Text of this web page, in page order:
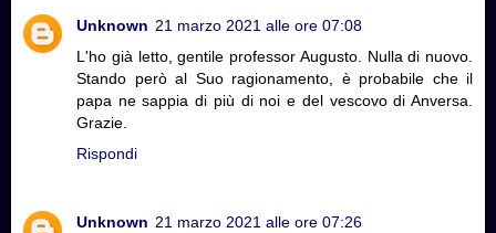
Unknown 21 marzo 2021 alle ore 07:08
L'ho già letto, gentile professor Augusto. Nulla di nuovo.
Stando però al Suo ragionamento, è probabile che il
papa ne sappia di più di noi e del vescovo di Anversa.
Grazie.
Rispondi
Unknown 21 marzo 2021 alle ore 07:26